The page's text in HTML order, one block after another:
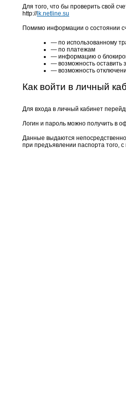
Для того, что бы проверить свой
http://lk.netline.su
Помимо информации о состоянии
— по использованному
— по платежам
— информацию о
— возможность оставить
— возможность
Как войти в личный
Для входа в личный кабинет
Логин и пароль можно получить в
Данные выдаются
при предъявлении паспорта того,